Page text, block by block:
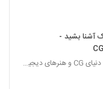
آشنا بشید -
سیجی کوک - دنیای CG و هنرهای دیجیتال